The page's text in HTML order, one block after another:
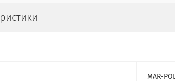
MAR-